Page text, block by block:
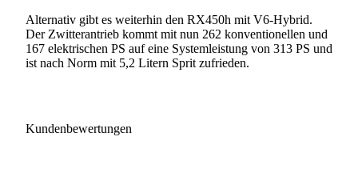
Alternativ gibt es weiterhin den RX450h mit V6-Hybrid.
Der Zwitterantrieb kommt mit nun 262 konventionellen und
167 elektrischen PS auf eine Systemleistung von 313 PS und
ist nach Norm mit 5,2 Litern Sprit zufrieden.
Kundenbewertungen